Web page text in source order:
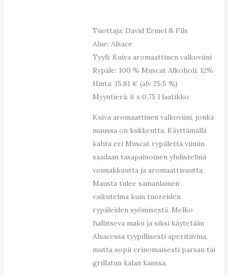
Tuottaja: David Ermel & Fils
Alue: Alsace
Tyyli: Kuiva aromaattinen valkoviini
Rypäle: 100 % Muscat Alkoholi: 12%
Hinta: 15.81 € (alv 25.5 %)
Myyntierä: 6 x 0,75 l laatikko
Kuiva aromaattinen valkoviini, jonka
maussa on kukkeutta. Käyttämällä
kahta eri Muscat rypälettä viiniin
saadaan tasapainoinen yhdistelmä
voimakkuutta ja aromaattisuutta.
Mausta tulee samanlainen
vaikutelma kuin tuoreiden
rypäleiden syömisestä. Melko
hallitseva maku ja siksi käytetään
Alsacessa tyypillisesti aperitiivina,
mutta sopii erinomaisesti parsan tai
grillatun kalan kanssa.